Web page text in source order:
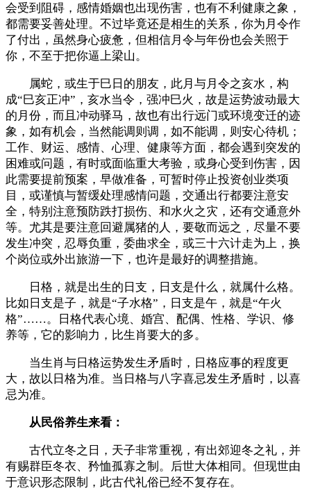
会受到阻碍，感情婚姻也出现伤害，也有不利健康之象，
都需要妥善处理。不过毕竟还是相生的关系，你为月令作
了付出，虽然身心疲惫，但相信月令与年份也会关照于
你，不至于把你逼上梁山。
属蛇，或生于巳日的朋友，此月与月令之亥水，构
成“巳亥正冲”，亥水当令，强冲巳火，故是运势波动最大
的月份，而且冲动驿马，故也有出行远门或环境变迁的迹
象，如有机会，当然能调则调，如不能调，则安心待机；
工作、财运、感情、心理、健康等方面，都会遇到突发的
困难或问题，有时或面临重大考验，或身心受到伤害，因
此需要提前预案，早做准备，可暂时停止投资创业类项
目，或谨慎与暂缓处理感情问题，交通出行都要注意安
全，特别注意预防跌打损伤、和水火之灾，还有交通意外
等。尤其是要注意回避属猪的人，要敬而远之，尽量不要
发生冲突，忍辱负重，委曲求全，或三十六计走为上，换
个岗位或外出旅游一下，也许是最好的调整措施。
日格，就是出生的日支，日支是什么，就属什么格。
比如日支是子，就是“子水格”，日支是午，就是“午火
格”……。日格代表心境、婚宫、配偶、性格、学识、修
养等，它的影响力，比生肖要大的多。
当生肖与日格运势发生矛盾时，日格应事的程度更
大，故以日格为准。当日格与八字喜忌发生矛盾时，以喜
忌为准。
从民俗养生来看：
古代立冬之日，天子非常重视，有出郊迎冬之礼，并
有赐群臣冬衣、矜恤孤寡之制。后世大体相同。但现世由
于意识形态限制，此古代礼俗已经不复存在。